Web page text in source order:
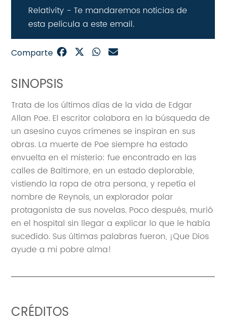
SINOPSIS
Trata de los últimos días de la vida de Edgar
Allan Poe. El escritor colabora en la búsqueda de
un asesino cuyos crímenes se inspiran en sus
obras. La muerte de Poe siempre ha estado
envuelta en el misterio: fue encontrado en las
calles de Baltimore, en un estado deplorable,
vistiendo la ropa de otra persona, y repetía el
nombre de Reynols, un explorador polar
protagonista de sus novelas. Poco después, murió
en el hospital sin llegar a explicar lo que le había
sucedido. Sus últimas palabras fueron, ¡Que Dios
ayude a mi pobre alma!
CRÉDITOS
Relativity - Te mandaremos noticias de
esta película a este email.
Comparte